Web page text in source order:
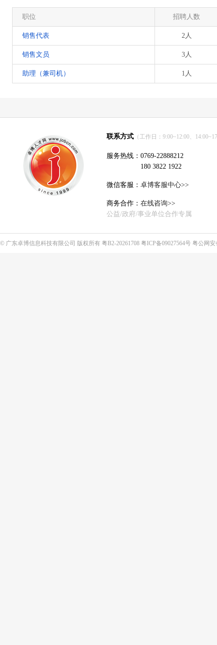
职位 招聘人数
销售代表 2人
销售文员 3人
助理（兼司机） 1人
联系方式 （工作日：9:00~12:00、
服务热线：0769-22888212
180 3822 1922
微信客服： 卓博客服中心>>
商务合作： 在线咨询>>
公益/政府/事业单位合作专属
© 广东卓博信息科技有限公司 版权所有 粤B2-20261708 粤ICP备09027564号 粤公网安